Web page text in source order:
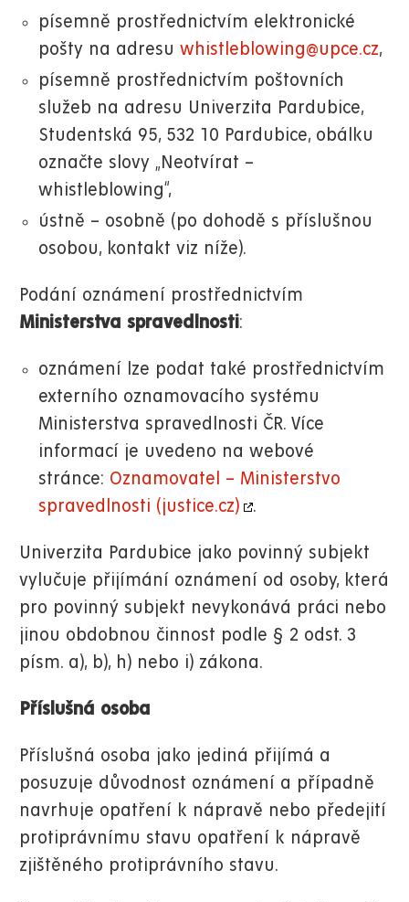
písemně prostřednictvím elektronické
pošty na adresu whistleblowing@upce.cz,
písemně prostřednictvím poštovních
služeb na adresu Univerzita Pardubice,
Studentská 95, 532 10 Pardubice, obálku
označte slovy „Neotvírat –
whistleblowing“,
ústně – osobně (po dohodě s příslušnou
osobou, kontakt viz níže).
Podání oznámení prostřednictvím
Ministerstva spravedlnosti:
oznámení lze podat také prostřednictvím
externího oznamovacího systému
Ministerstva spravedlnosti ČR. Více
informací je uvedeno na webové
stránce: Oznamovatel – Ministerstvo
spravedlnosti (justice.cz)
.
Univerzita Pardubice jako povinný subjekt
vylučuje přijímání oznámení od osoby, která
pro povinný subjekt nevykonává práci nebo
jinou obdobnou činnost podle § 2 odst. 3
písm. a), b), h) nebo i) zákona.
Příslušná osoba
Příslušná osoba jako jediná přijímá a
posuzuje důvodnost oznámení a případně
navrhuje opatření k nápravě nebo předejití
protiprávnímu stavu opatření k nápravě
zjištěného protiprávního stavu.